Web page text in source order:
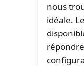
nous
idéale.